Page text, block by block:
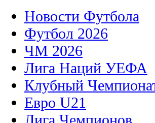
Новости Футбола
Футбол 2026
ЧМ 2026
Лига Наций УЕФА
Клубный
Евро U21